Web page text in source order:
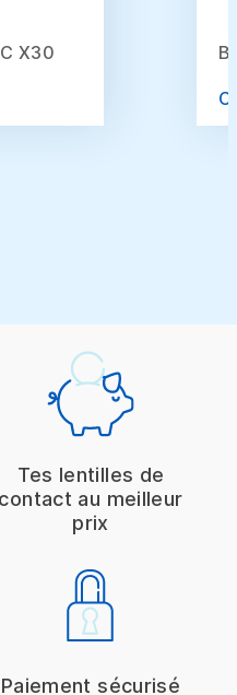
X30
Tes lentilles de
contact au meilleur
prix
Paiement sécurisé